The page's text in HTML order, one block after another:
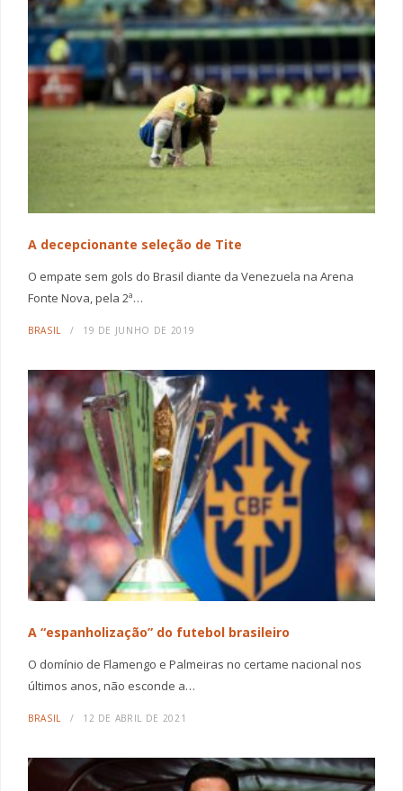
A decepcionante seleção de Tite
O empate sem gols do Brasil diante da Venezuela na Arena
Fonte Nova, pela 2ª…
BRASIL 19 DE JUNHO DE 2019
A “espanholização” do futebol brasileiro
O domínio de Flamengo e Palmeiras no certame nacional nos
últimos anos, não esconde a…
BRASIL 12 DE ABRIL DE 2021